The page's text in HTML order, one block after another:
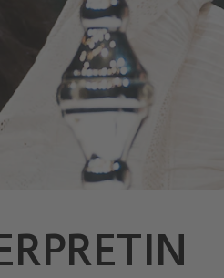
Kmetitsch